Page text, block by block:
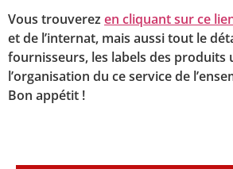
Vous trouverez en cliquant sur ce
et de l’internat, mais aussi tout le
fournisseurs, les labels des produits
l’organisation du ce service de
Bon appétit !